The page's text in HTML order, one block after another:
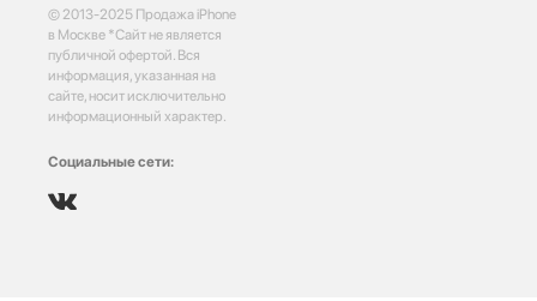
© 2013-2025 Продажа iPhone
в Москве *Сайт не является
публичной офертой. Вся
информация, указанная на
сайте, носит исключительно
информационный характер.
Социальные сети: